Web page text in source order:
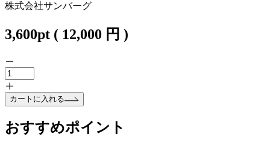
株式会社サンバーグ
3,600pt ( 12,000 円 )
カートに入れる
おすすめポイント